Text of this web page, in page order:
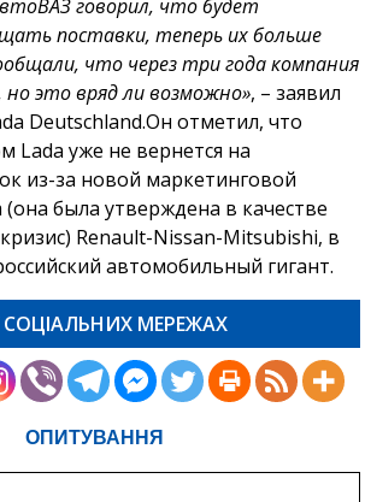
говорил, что будет
поставки, теперь их больше
что через три года компания
это вряд ли возможно», – заявил
Deutschland.Он отметил, что
Lada уже не вернется на
из-за новой маркетинговой
(она была утверждена в качестве
Renault-Nissan-Mitsubishi, в
автомобильный гигант.
МЕРЕЖАХ
ОПИТУВАННЯ